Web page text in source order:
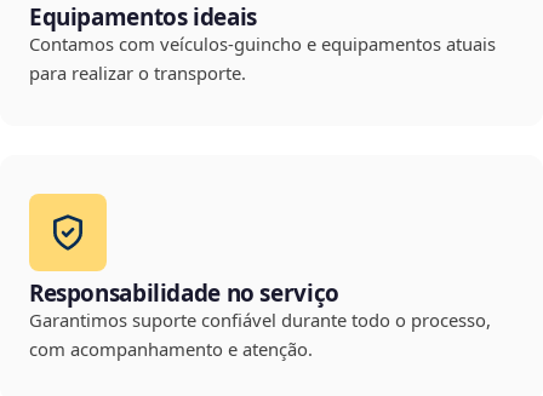
Equipamentos ideais
Contamos com veículos-guincho e equipamentos atuais
para realizar o transporte.
Responsabilidade no serviço
Garantimos suporte confiável durante todo o processo,
com acompanhamento e atenção.